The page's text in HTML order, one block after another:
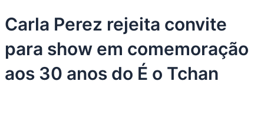
Carla Perez rejeita convite
para show em comemoração
aos 30 anos do É o Tchan